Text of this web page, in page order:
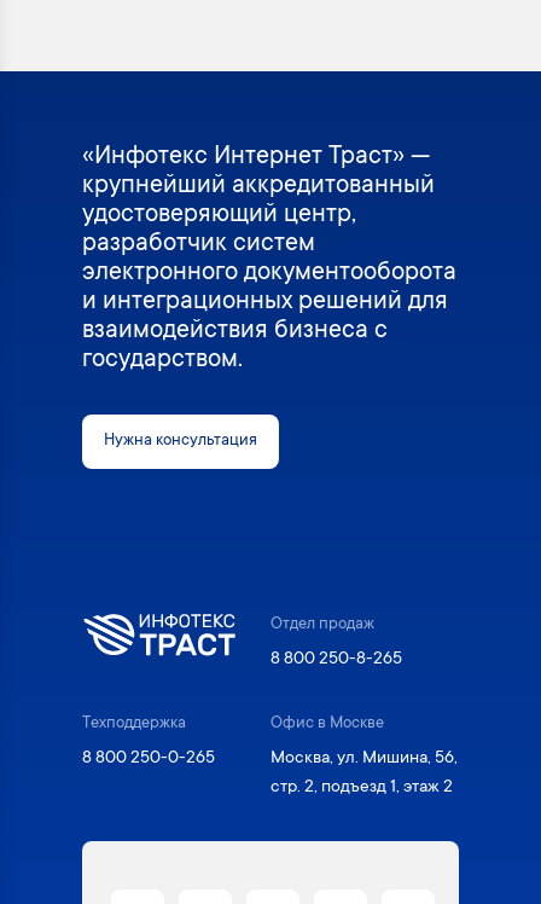
«Инфотекс Интернет Траст» —
крупнейший аккредитованный
удостоверяющий центр,
разработчик систем
электронного документооборота
и интеграционных решений для
взаимодействия бизнеса с
государством.
Нужна консультация
Отдел продаж
8 800 250-8-265
Техподдержка
8 800 250-0-265
Офис в Москве
Москва, ул. Мишина, 56,
стр. 2, подъезд 1, этаж 2